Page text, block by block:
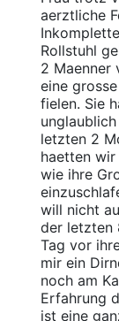
aerztliche
Rollstuhl
2 Maenner
eine
fielen. Sie
letzten 2
haetten
wie ihre
will nicht
der letzten
Tag vor
mir ein
noch am
Erfahrung
ist eine